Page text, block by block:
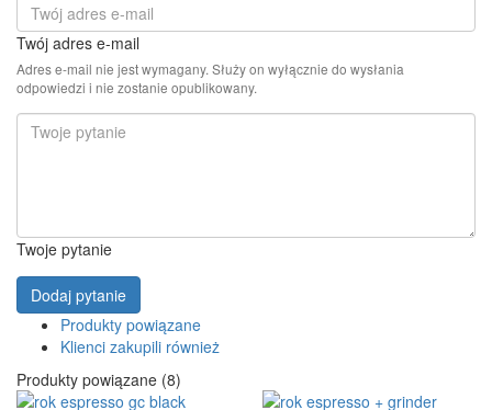
Twój adres e-mail
Adres e-mail nie jest wymagany. Służy on wyłącznie do wysłania
odpowiedzi i nie zostanie opublikowany.
Twoje pytanie
Dodaj pytanie
Produkty powiązane
Klienci zakupili również
Produkty powiązane (8)